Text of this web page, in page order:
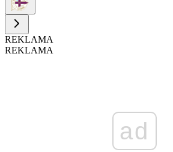
REKLAMA
REKLAMA
ad